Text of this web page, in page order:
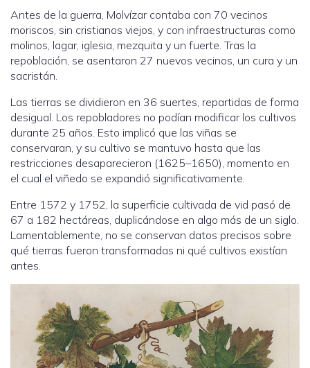
Antes de la guerra, Molvízar contaba con 70 vecinos
moriscos, sin cristianos viejos, y con infraestructuras como
molinos, lagar, iglesia, mezquita y un fuerte. Tras la
repoblación, se asentaron 27 nuevos vecinos, un cura y un
sacristán.
Las tierras se dividieron en 36 suertes, repartidas de forma
desigual. Los repobladores no podían modificar los cultivos
durante 25 años. Esto implicó que las viñas se
conservaran, y su cultivo se mantuvo hasta que las
restricciones desaparecieron (1625–1650), momento en
el cual el viñedo se expandió significativamente.
Entre 1572 y 1752, la superficie cultivada de vid pasó de
67 a 182 hectáreas, duplicándose en algo más de un siglo.
Lamentablemente, no se conservan datos precisos sobre
qué tierras fueron transformadas ni qué cultivos existían
antes.